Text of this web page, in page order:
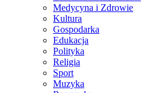
Medycyna i Zdrowie
Kultura
Gospodarka
Edukacja
Polityka
Religia
Sport
Muzyka